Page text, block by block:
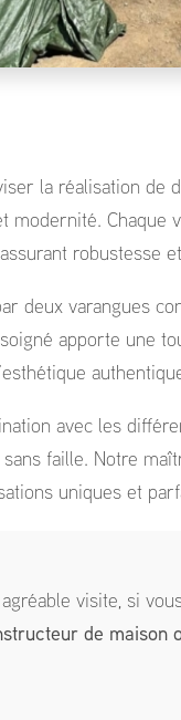
la réalisation de
modernité. Chaque
robustesse
deux varangues
apporte une
avec les
faille. Notre
uniques et
visite, si
de maison